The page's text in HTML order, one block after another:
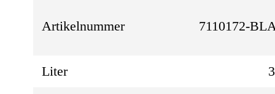
Artikelnummer 7110172-
Liter